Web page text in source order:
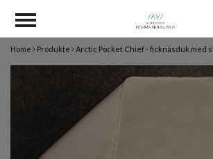
Home Produkte Arctic Pocket Chief - ficknäsduk med